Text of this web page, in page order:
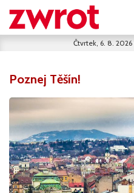
Čtvrtek, 6. 8. 2026
Poznej Těšín!